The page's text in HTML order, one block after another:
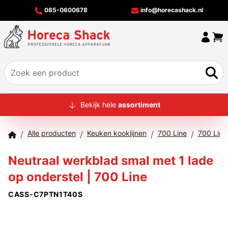
085-0600678 info@horecashack.nl
HOME
MERKEN
OFFERTECHECKER
Bekijk hele assortiment
/ Alle producten / Keuken kooklijnen / 700 Line / 700
Neutraal werkblad smal met 1 lade
op onderstel | 700 Line
CASS-C7PTN1T40S